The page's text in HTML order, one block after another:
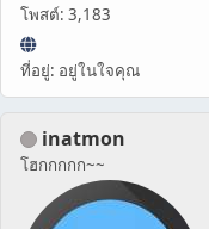
โพสต์: 3,183
ที่อยู่: อยู่ในใจคุณ
inatmon
โฮกกกกก~~